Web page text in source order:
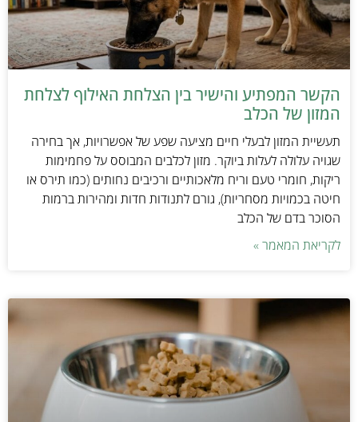
הקשר המפתיע והישיר בין הצלחת האילוף לצלחת
המזון של הכלב
תעשיית המזון לבעלי חיים מציעה שפע של אפשרויות, אך בחירה
שגויה עלולה לעלות ביוקר. מזון לכלבים המבוסס על פחמימות
ריקות, חומרי טעם וריח מלאכותיים ורכיבים נחותים (כמו תירס או
חיטה בכמויות מסחריות), גורם לתנודות חדות ומהירות ברמות
הסוכר בדם של הכלב
לקריאת המאמר »